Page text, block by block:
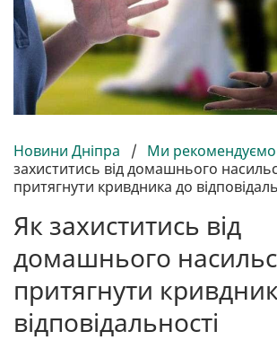
Новини Дніпра / Ми рекомендуємо
захиститись від домашнього
притягнути кривдника до
Як захиститись від
домашнього
притягнути
відповідальності